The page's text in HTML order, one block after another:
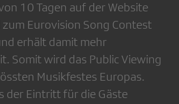
10 Tagen auf der Website
Eurovision Song Contest
erhält damit mehr
Somit wird das Public Viewing
Musikfestes Europas.
der Eintritt für die Gäste